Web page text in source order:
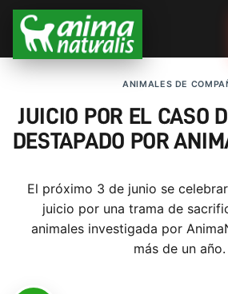
ANIMALES DE
JUICIO POR EL CASO
DESTAPADO POR
El próximo 3 de junio se
juicio por una trama de
animales investigada por
más de un año.